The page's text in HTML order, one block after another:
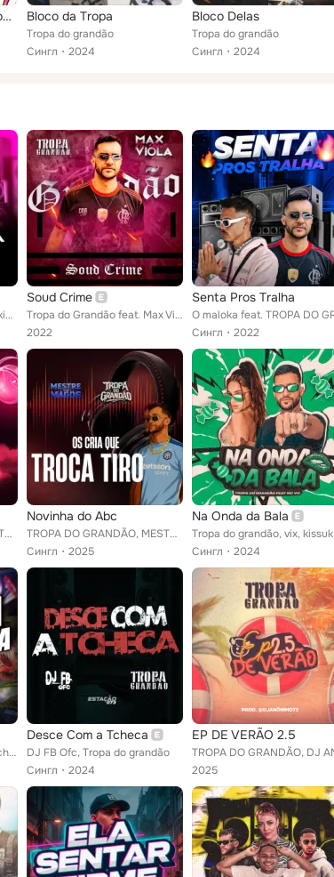
Juninho Premiações - Toma Pix Bloco da Tropa
Tropa do grandão
Сингл
2024
Bloco Delas
Tropa do grandão
Сингл
2024
Tropa do Grandão, mc mulekinho
Soud Crime
Tropa do Grandão feat. Max Viola no Beat
2022
Senta Pros Tralha
Сингл
2022
TROPA DO GRANDÃO, MESTRE DOS MAGOS
Novinha do Abc
TROPA DO GRANDÃO, MESTRE DOS MAGOS
Сингл
2025
Na Onda da Bala
Tropa do grandão, vix, kissuk
Сингл
2024
TROPA DO GRANDÃO, Arrochadeira Dos FLuxos, WL007 NO BEAT
Desce Com a Tcheca
DJ FB Ofc, Tropa do grandão
Сингл
2024
EP DE VERÃO 2.5
2025